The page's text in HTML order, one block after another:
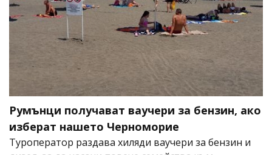
Румънци получават ваучери за бензин, ако
изберат нашето Черноморие
Туроператор раздава хиляди ваучери за бензин и